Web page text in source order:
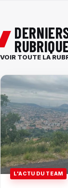
VOIR TOUTE LA
L'ACTU DU TEAM